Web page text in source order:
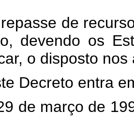
de
devendo os
o disposto nos
Decreto entra
de março de